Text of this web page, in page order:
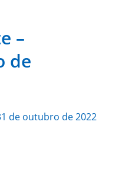
–
de
de outubro de 2022